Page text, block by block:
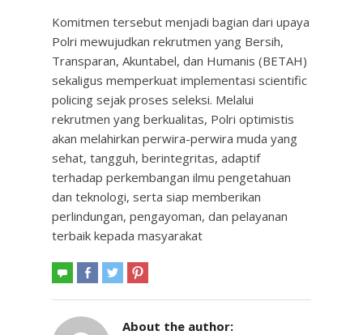
Komitmen tersebut menjadi bagian dari upaya
Polri mewujudkan rekrutmen yang Bersih,
Transparan, Akuntabel, dan Humanis (BETAH)
sekaligus memperkuat implementasi scientific
policing sejak proses seleksi. Melalui
rekrutmen yang berkualitas, Polri optimistis
akan melahirkan perwira-perwira muda yang
sehat, tangguh, berintegritas, adaptif
terhadap perkembangan ilmu pengetahuan
dan teknologi, serta siap memberikan
perlindungan, pengayoman, dan pelayanan
terbaik kepada masyarakat
About the author: